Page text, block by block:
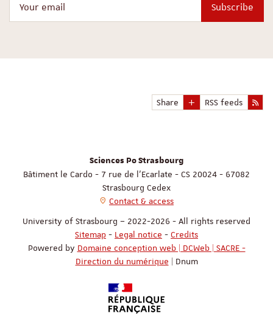
Subscribe
Share RSS feeds
Sciences Po Strasbourg
Bâtiment le Cardo - 7 rue de l'Ecarlate - CS 20024 - 67082
Strasbourg Cedex
Contact & access
University of Strasbourg – 2022-2026 - All rights reserved
Sitemap - Legal notice - Credits
Powered by Domaine conception web | DCWeb | SACRE -
Direction du numérique | Dnum